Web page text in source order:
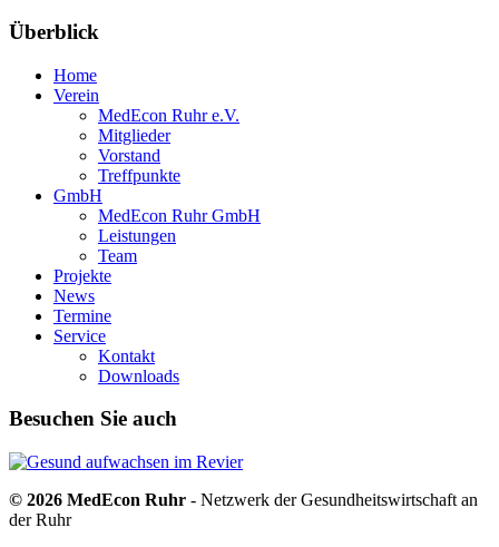
Überblick
Home
Verein
MedEcon Ruhr e.V.
Mitglieder
Vorstand
Treffpunkte
GmbH
MedEcon Ruhr GmbH
Leistungen
Team
Projekte
News
Termine
Service
Kontakt
Downloads
Besuchen Sie auch
© 2026 MedEcon Ruhr - Netzwerk der Gesundheitswirtschaft an
der Ruhr